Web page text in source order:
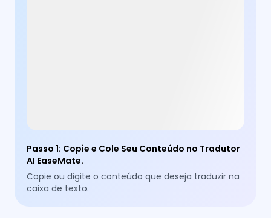
Passo 1: Copie e Cole Seu Conteúdo no Tradutor
AI EaseMate.
Copie ou digite o conteúdo que deseja traduzir na
caixa de texto.